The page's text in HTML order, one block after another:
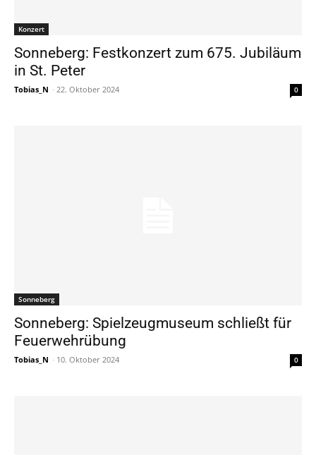
Konzert
Sonneberg: Festkonzert zum 675. Jubiläum
in St. Peter
Tobias_N - 22. Oktober 2024 0
Sonneberg
Sonneberg: Spielzeugmuseum schließt für
Feuerwehrübung
Tobias_N - 10. Oktober 2024 0